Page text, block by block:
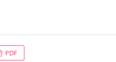
PDF